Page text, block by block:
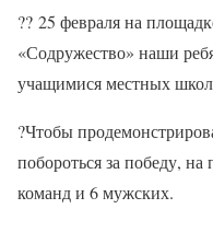
?? 25 февраля на
«Содружество» наши
учащимися местных
?Чтобы
побороться за победу,
команд и 6 мужских.